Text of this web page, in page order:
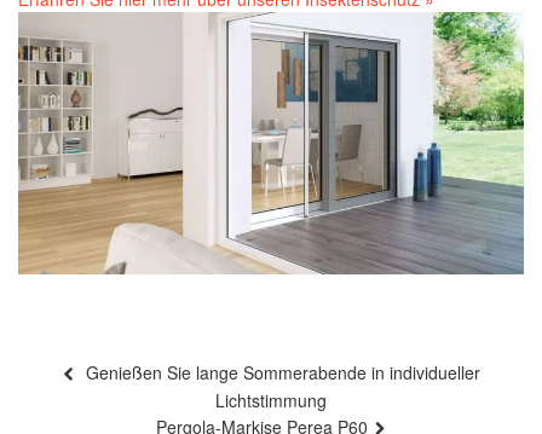
Vorheriger
Genießen Sie lange Sommerabende in individueller
Lichtstimmung
Nächster
Pergola-Markise Perea P60